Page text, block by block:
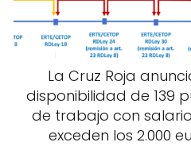
La Cruz Roja
disponibilidad de 139
de trabajo con
exceden los 2.000